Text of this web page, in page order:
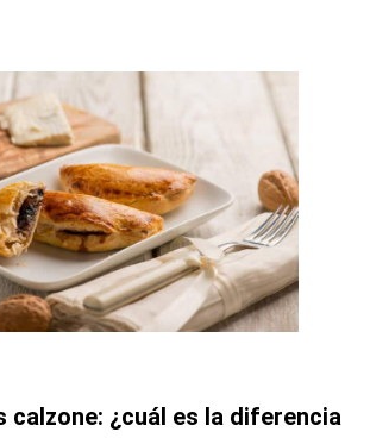
calzone: ¿cuál es la diferencia